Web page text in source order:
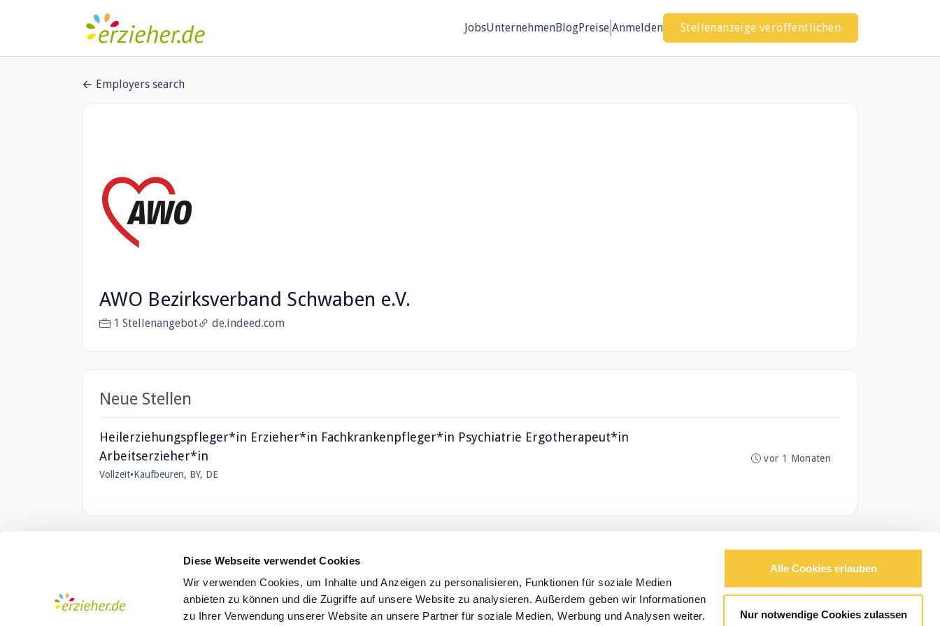
Diese Webseite verwendet Cookies
Wir verwenden Cookies, um Inhalte und Anzeigen zu personalisieren, Funktionen für soziale Medien
anbieten zu können und die Zugriffe auf unsere Website zu analysieren. Außerdem geben wir Informationen
zu Ihrer Verwendung unserer Website an unsere Partner für soziale Medien, Werbung und Analysen weiter.
Alle Cookies erlauben
Nur notwendige Cookies zulassen
JobsUnternehmenBlogPreise Anmelden Stellenanzeige veröffentlichen
Employers search
AWO Bezirksverband Schwaben e.V.
1 Stellenangebot de.indeed.com
Neue Stellen
Heilerziehungspfleger*in Erzieher*in Fachkrankenpfleger*in Psychiatrie Ergotherapeut*in
Arbeitserzieher*in
Vollzeit•Kaufbeuren, BY, DE
vor 1 Monaten